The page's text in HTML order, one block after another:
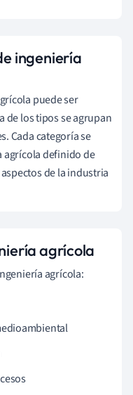
ingeniería
puede ser
de los tipos se agrupan
Cada categoría se
agrícola definido de
de la industria
agrícola
agrícola: